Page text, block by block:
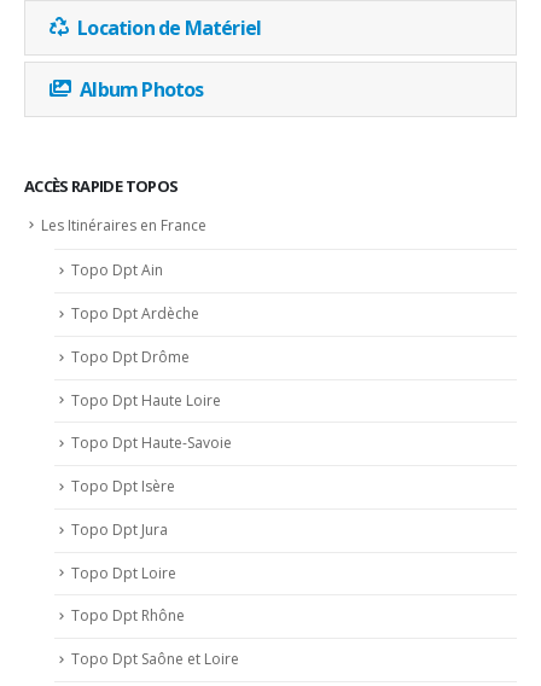
Location de Matériel
Album Photos
ACCÈS RAPIDE TOPOS
Les Itinéraires en France
Topo Dpt Ain
Topo Dpt Ardèche
Topo Dpt Drôme
Topo Dpt Haute Loire
Topo Dpt Haute-Savoie
Topo Dpt Isère
Topo Dpt Jura
Topo Dpt Loire
Topo Dpt Rhône
Topo Dpt Saône et Loire